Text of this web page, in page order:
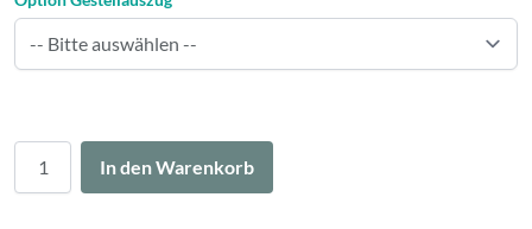
In den Warenkorb